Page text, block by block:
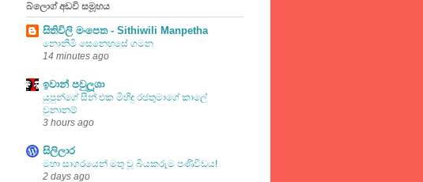
බ්ලොග් අඩවි සමූහය
සිතිවිලි මංපෙත - Sithiwili Manpetha
නොනිමි සෙනෙහසේ ගමන
14 minutes ago
ඉවාන් පවුලූශා
යුපුන්ගේ සීන් එක මිහිඳු රජතුමාගේ කාලේ
වුනානම්
3 hours ago
සිලිලාර
මහා සාගරයෙන් මතු වූ බියකරුම පණිවිඩය!
2 days ago